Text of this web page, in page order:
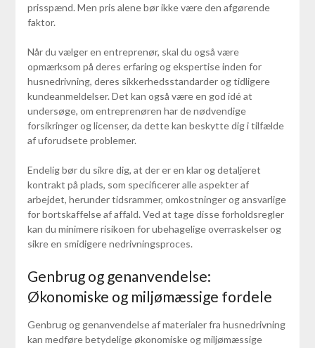
prisspænd. Men pris alene bør ikke være den afgørende
faktor.
Når du vælger en entreprenør, skal du også være
opmærksom på deres erfaring og ekspertise inden for
husnedrivning, deres sikkerhedsstandarder og tidligere
kundeanmeldelser. Det kan også være en god idé at
undersøge, om entreprenøren har de nødvendige
forsikringer og licenser, da dette kan beskytte dig i tilfælde
af uforudsete problemer.
Endelig bør du sikre dig, at der er en klar og detaljeret
kontrakt på plads, som specificerer alle aspekter af
arbejdet, herunder tidsrammer, omkostninger og ansvarlige
for bortskaffelse af affald. Ved at tage disse forholdsregler
kan du minimere risikoen for ubehagelige overraskelser og
sikre en smidigere nedrivningsproces.
Genbrug og genanvendelse:
Økonomiske og miljømæssige fordele
Genbrug og genanvendelse af materialer fra husnedrivning
kan medføre betydelige økonomiske og miljømæssige